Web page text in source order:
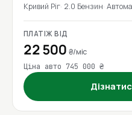
Кривий Ріг 2.0 Бензин
ПЛАТІЖ ВІД
22 500 ₴/міс
Ціна авто 745 000 ₴